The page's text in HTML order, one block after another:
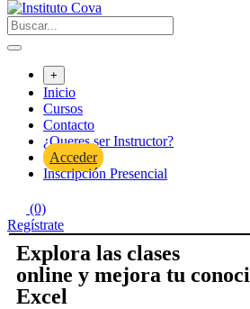
+
Inicio
Cursos
Contacto
¿Queres ser Instructor?
Acceder
Inscripción Presencial
(0)
Regístrate
Explora las clases
online y mejora tu
Excel